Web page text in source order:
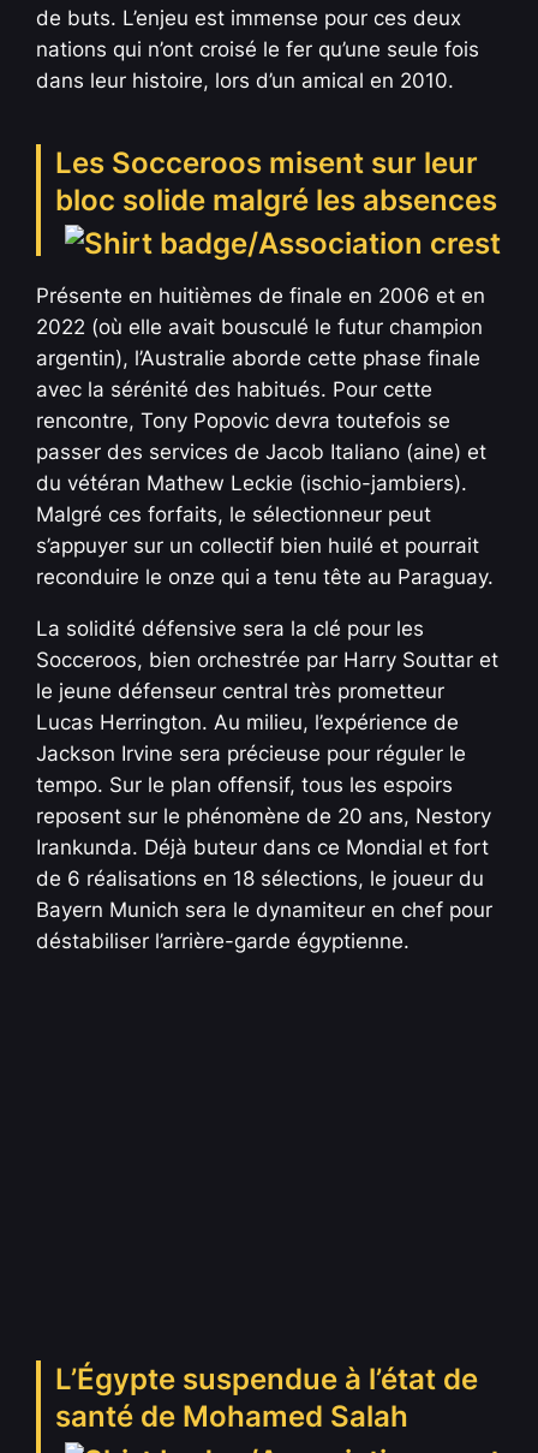
de buts. L’enjeu est immense pour ces deux
nations qui n’ont croisé le fer qu’une seule fois
dans leur histoire, lors d’un amical en 2010.
Les Socceroos misent sur leur
bloc solide malgré les absences
Présente en huitièmes de finale en 2006 et en
2022 (où elle avait bousculé le futur champion
argentin), l’Australie aborde cette phase finale
avec la sérénité des habitués. Pour cette
rencontre, Tony Popovic devra toutefois se
passer des services de Jacob Italiano (aine) et
du vétéran Mathew Leckie (ischio-jambiers).
Malgré ces forfaits, le sélectionneur peut
s’appuyer sur un collectif bien huilé et pourrait
reconduire le onze qui a tenu tête au Paraguay.
La solidité défensive sera la clé pour les
Socceroos, bien orchestrée par Harry Souttar et
le jeune défenseur central très prometteur
Lucas Herrington. Au milieu, l’expérience de
Jackson Irvine sera précieuse pour réguler le
tempo. Sur le plan offensif, tous les espoirs
reposent sur le phénomène de 20 ans, Nestory
Irankunda. Déjà buteur dans ce Mondial et fort
de 6 réalisations en 18 sélections, le joueur du
Bayern Munich sera le dynamiteur en chef pour
déstabiliser l’arrière-garde égyptienne.
L’Égypte suspendue à l’état de
santé de Mohamed Salah